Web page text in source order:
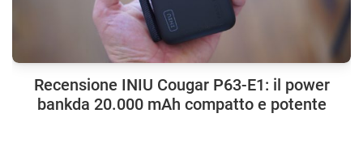
Recensione INIU Cougar P63-E1: il power
bankda 20.000 mAh compatto e potente